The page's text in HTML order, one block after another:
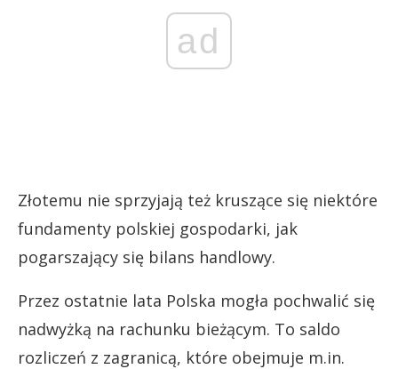
ad
Złotemu nie sprzyjają też kruszące się niektóre
fundamenty polskiej gospodarki, jak
pogarszający się bilans handlowy.
Przez ostatnie lata Polska mogła pochwalić się
nadwyżką na rachunku bieżącym. To saldo
rozliczeń z zagranicą, które obejmuje m.in.